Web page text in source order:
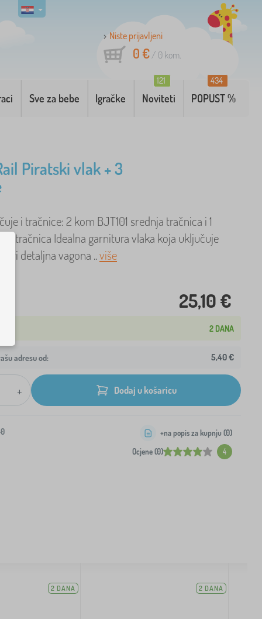
Niste prijavljeni
0 €/ 0 kom.
Sve za bebe Igračke Noviteti
121
POPUST %
434
Piratski vlak + 3
i tračnice: 2 kom BJT101 srednja tračnica i 1
tračnica Idealna garnitura vlaka koja uključuje
tri detaljna vagona ..više
25,10 €
2 DANA
adresu od: 5,40 €
+ Dodaj u košaricu
Ocjene (0) 4
+na popis za kupnju (0)
2 DANA 2 DANA